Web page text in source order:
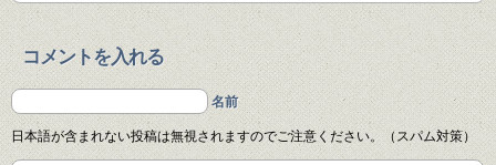
コメントを入れる
名前
日本語が含まれない投稿は無視されますのでご注意ください。（スパム対策）